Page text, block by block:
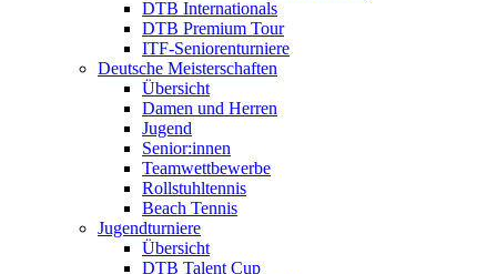
DTB Internationals
DTB Premium Tour
ITF-Seniorenturniere
Deutsche Meisterschaften
Übersicht
Damen und Herren
Jugend
Senior:innen
Teamwettbewerbe
Rollstuhltennis
Beach Tennis
Jugendturniere
Übersicht
DTB Talent Cup